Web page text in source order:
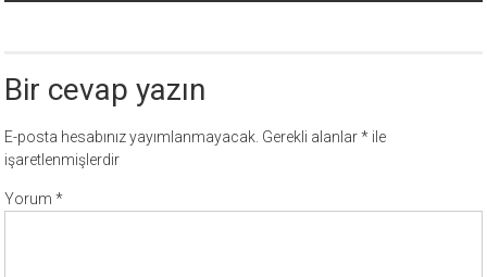
theme
Bir cevap yazın
E-posta hesabınız yayımlanmayacak. Gerekli alanlar* ile
işaretlenmişlerdir
Yorum*